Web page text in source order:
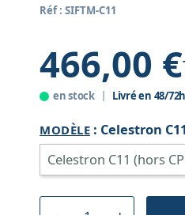
Réf : SIFTM-C11
466,00 €
en stock Livré en 48/
MODÈLE : Celestron